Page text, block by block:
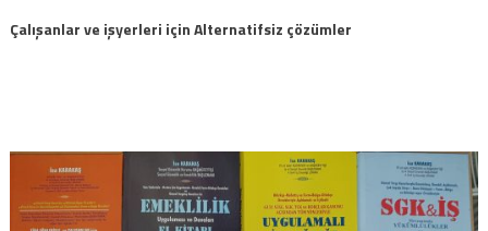
Çalışanlar ve işyerleri için Alternatifsiz çözümler